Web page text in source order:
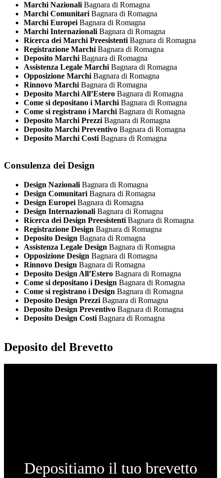
Marchi Nazionali Bagnara di Romagna
Marchi Comunitari Bagnara di Romagna
Marchi Europei Bagnara di Romagna
Marchi Internazionali Bagnara di Romagna
Ricerca dei Marchi Preesistenti Bagnara di Romagna
Registrazione Marchi Bagnara di Romagna
Deposito Marchi Bagnara di Romagna
Assistenza Legale Marchi Bagnara di Romagna
Opposizione Marchi Bagnara di Romagna
Rinnovo Marchi Bagnara di Romagna
Deposito Marchi All’Estero Bagnara di Romagna
Come si depositano i Marchi Bagnara di Romagna
Come si registrano i Marchi Bagnara di Romagna
Deposito Marchi Prezzi Bagnara di Romagna
Deposito Marchi Preventivo Bagnara di Romagna
Deposito Marchi Costi Bagnara di Romagna
Consulenza dei Design
Design Nazionali Bagnara di Romagna
Design Comunitari Bagnara di Romagna
Design Europei Bagnara di Romagna
Design Internazionali Bagnara di Romagna
Ricerca dei Design Preesistenti Bagnara di Romagna
Registrazione Design Bagnara di Romagna
Deposito Design Bagnara di Romagna
Assistenza Legale Design Bagnara di Romagna
Opposizione Design Bagnara di Romagna
Rinnovo Design Bagnara di Romagna
Deposito Design All’Estero Bagnara di Romagna
Come si depositano i Design Bagnara di Romagna
Come si registrano i Design Bagnara di Romagna
Deposito Design Prezzi Bagnara di Romagna
Deposito Design Preventivo Bagnara di Romagna
Deposito Design Costi Bagnara di Romagna
Deposito del Brevetto
Depositiamo il tuo brevetto